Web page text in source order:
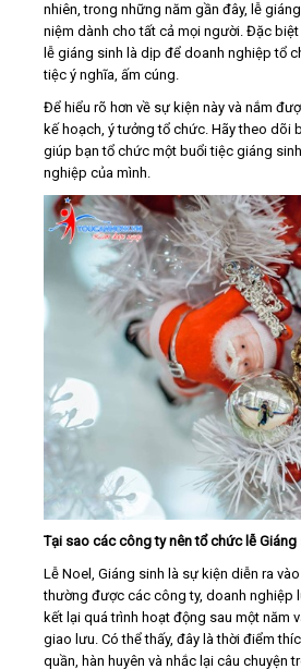
Kiến thức
Liên hệ - Đăng ký
nhiên, trong những năm gần đây, lễ
niệm dành cho tất cả mọi người. Đặc
lễ giáng sinh là dịp để doanh nghiệp tổ
tiệc ý nghĩa, ấm cúng.
Để hiểu rõ hơn về sự kiện này và nắm
kế hoạch, ý tưởng tổ chức. Hãy theo dõi
giúp bạn tổ chức một buổi tiệc giáng
nghiệp của mình.
Tại sao các công ty nên tổ chức lễ Giáng
Lễ Noel, Giáng sinh là sự kiện diễn ra
thường được các công ty, doanh nghiệp
kết lại quá trình hoạt động sau một năm
giao lưu. Có thể thấy, đây là thời điểm
quần, hàn huyên và nhắc lại câu chuyện